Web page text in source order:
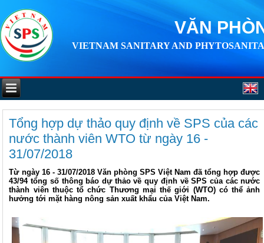
VĂN
VIETNAM SANITARY AND
Tổng hợp dự thảo quy định về SPS của các
nước thành viên WTO từ ngày 16 -
31/07/2018
Từ ngày 16 - 31/07/2018 Văn phòng SPS Việt Nam đã tổng hợp được
43/94 tổng số thông báo dự thảo về quy định về SPS của các nước
thành viên thuộc tổ chức Thương mại thế giới (WTO) có thể ảnh
hưởng tới mặt hàng nông sản xuất khẩu của Việt Nam.